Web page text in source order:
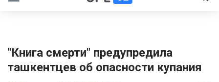
"Книга смерти" предупредила
ташкентцев об опасности купания